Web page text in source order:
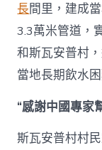
長間里，建成
3.3萬米管道，
和斯瓦安普村
當地長期飲水
“感謝中國專家
斯瓦安普村村